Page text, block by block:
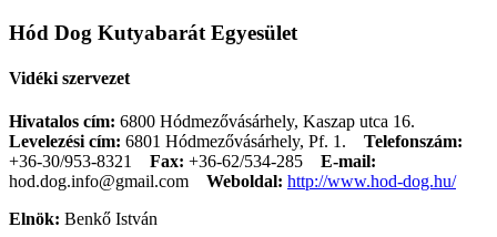
Hód Dog Kutyabarát Egyesület
Vidéki szervezet
Hivatalos cím: 6800 Hódmezővásárhely, Kaszap utca 16.
Levelezési cím: 6801 Hódmezővásárhely, Pf. 1.
Telefonszám:
+36-30/953-8321
Fax: +36-62/534-285
E-mail:
hod.dog.info@gmail.com
Weboldal: http://www.hod-dog.hu/
Elnök: Benkő István